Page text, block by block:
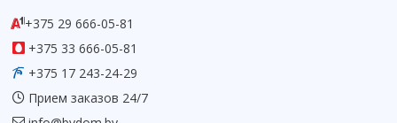
+375 29 666-05-81
+375 33 666-05-81
+375 17 243-24-29
Прием заказов 24/7